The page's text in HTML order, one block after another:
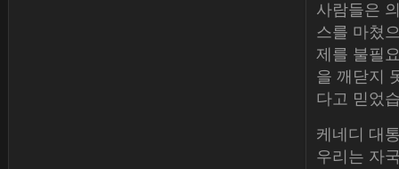
사람들은
스를 마쳤
제를 불필
을 깨닫지
다고 믿었
케네디 대
우리는 자